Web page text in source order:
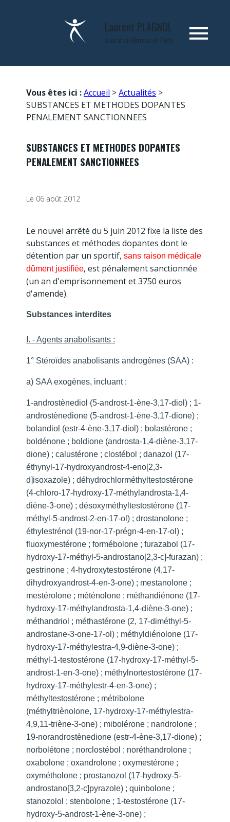
Laurent PLAGNOL
Avocat au Barreau de Paris menu
Vous êtes ici :Accueil >Actualités >
SUBSTANCES ET METHODES DOPANTES
PENALEMENT SANCTIONNEES
SUBSTANCES ET METHODES DOPANTES
PENALEMENT SANCTIONNEES
Le 06 août 2012
Le nouvel arrêté du 5 juin 2012 fixe la liste des
substances et méthodes dopantes dont le
détention par un sportif,sans raison médicale
dûment justifiée, est pénalement sanctionnée
(un an d'emprisonnement et 3750 euros
d'amende).
Substances interdites
I. - Agents anabolisants :
1° Stéroïdes anabolisants androgènes (SAA) :
a) SAA exogènes, incluant :
1-androstènediol (5-androst-1-ène-3,17-diol) ; 1-
androstènedione (5-androst-1-ène-3,17-dione) ;
bolandiol (estr-4-ène-3,17-diol) ; bolastérone ;
boldénone ; boldione (androsta-1,4-diène-3,17-
dione) ; calustérone ; clostébol ; danazol (17-
éthynyl-17-hydroxyandrost-4-eno[2,3-
d]isoxazole) ; déhydrochlorméthyltestostérone
(4-chloro-17-hydroxy-17-méthylandrosta-1,4-
diène-3-one) ; désoxyméthyltestostérone (17-
méthyl-5-androst-2-en-17-ol) ; drostanolone ;
éthylestrénol (19-nor-17-prégn-4-en-17-ol) ;
fluoxymestérone ; formébolone ; furazabol (17-
hydroxy-17-méthyl-5-androstano[2,3-c]-furazan) ;
gestrinone ; 4-hydroxytestostérone (4,17-
dihydroxyandrost-4-en-3-one) ; mestanolone ;
mestérolone ; méténolone ; méthandiénone (17-
hydroxy-17-méthylandrosta-1,4-diène-3-one) ;
méthandriol ; méthastérone (2, 17-diméthyl-5-
androstane-3-one-17-ol) ; méthyldiénolone (17-
hydroxy-17-méthylestra-4,9-diène-3-one) ;
méthyl-1-testostérone (17-hydroxy-17-méthyl-5-
androst-1-en-3-one) ; méthylnortestostérone (17-
hydroxy-17-méthylestr-4-en-3-one) ;
méthyltestostérone ; métribolone
(méthyltriènolone, 17-hydroxy-17-méthylestra-
4,9,11-triène-3-one) ; mibolérone ; nandrolone ;
19-norandrostènedione (estr-4-ène-3,17-dione) ;
norbolétone ; norclostébol ; noréthandrolone ;
oxabolone ; oxandrolone ; oxymestérone ;
oxymétholone ; prostanozol (17-hydroxy-5-
androstano[3,2-c]pyrazole) ; quinbolone ;
stanozolol ; stenbolone ; 1-testostérone (17-
hydroxy-5-androst-1-ène-3-one) ;